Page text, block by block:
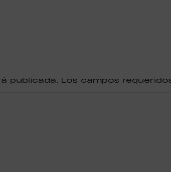
publicada. Los campos